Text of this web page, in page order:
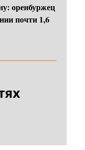
оренбуржец
почти 1,6